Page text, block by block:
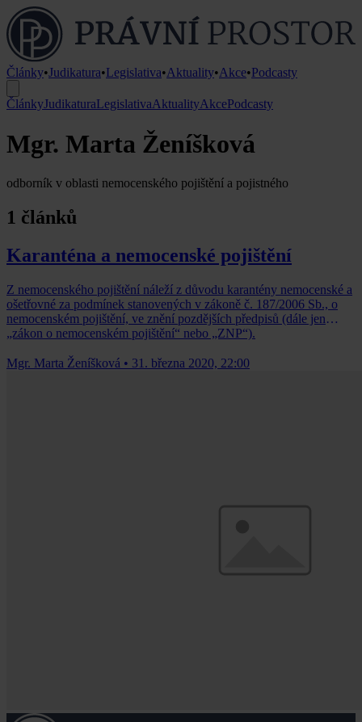
Články•Judikatura•Legislativa•Aktuality•Akce•Podcasty
ČlánkyJudikaturaLegislativaAktualityAkcePodcasty
Mgr. Marta Ženíšková
odborník v oblasti nemocenského pojištění a pojistného
1 článků
Karanténa a nemocenské pojištění
Z nemocenského pojištění náleží z důvodu karantény nemocenské a
ošetřovné za podmínek stanovených v zákoně č. 187/2006 Sb., o
nemocenském pojištění, ve znění pozdějších předpisů (dále jen
„zákon o nemocenském pojištění“ nebo „ZNP“).
Mgr. Marta Ženíšková • 31. března 2020, 22:00